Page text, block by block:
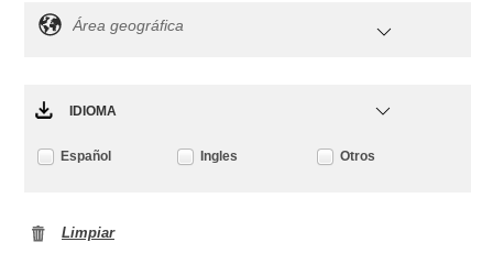
Área geográfica
IDIOMA
Español Ingles Otros
Limpiar